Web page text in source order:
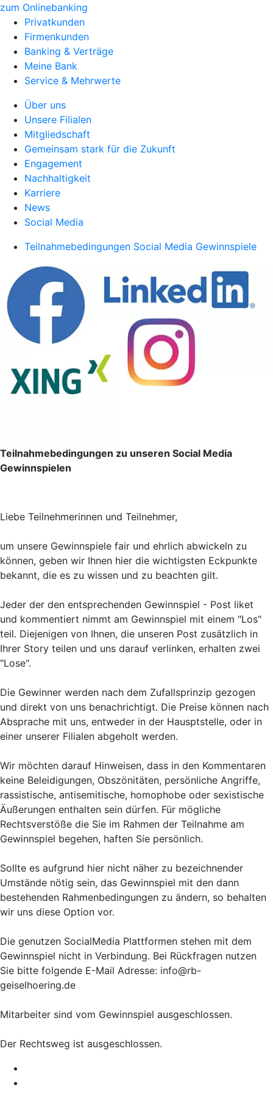
zum Onlinebanking
Privatkunden
Firmenkunden
Banking & Verträge
Meine Bank
Service & Mehrwerte
Über uns
Unsere Filialen
Mitgliedschaft
Gemeinsam stark für die Zukunft
Engagement
Nachhaltigkeit
Karriere
News
Social Media
Teilnahmebedingungen Social Media Gewinnspiele
Teilnahmebedingungen zu unseren Social Media
Gewinnspielen
Liebe Teilnehmerinnen und Teilnehmer,
um unsere Gewinnspiele fair und ehrlich abwickeln zu
können, geben wir Ihnen hier die wichtigsten Eckpunkte
bekannt, die es zu wissen und zu beachten gilt.
Jeder der den entsprechenden Gewinnspiel - Post liket
und kommentiert nimmt am Gewinnspiel mit einem "Los"
teil. Diejenigen von Ihnen, die unseren Post zusätzlich in
Ihrer Story teilen und uns darauf verlinken, erhalten zwei
"Lose".
Die Gewinner werden nach dem Zufallsprinzip gezogen
und direkt von uns benachrichtigt. Die Preise können nach
Absprache mit uns, entweder in der Hausptstelle, oder in
einer unserer Filialen abgeholt werden.
Wir möchten darauf Hinweisen, dass in den Kommentaren
keine Beleidigungen, Obszönitäten, persönliche Angriffe,
rassistische, antisemitische, homophobe oder sexistische
Äußerungen enthalten sein dürfen. Für mögliche
Rechtsverstöße die Sie im Rahmen der Teilnahme am
Gewinnspiel begehen, haften Sie persönlich.
Sollte es aufgrund hier nicht näher zu bezeichnender
Umstände nötig sein, das Gewinnspiel mit den dann
bestehenden Rahmenbedingungen zu ändern, so behalten
wir uns diese Option vor.
Die genutzen SocialMedia Plattformen stehen mit dem
Gewinnspiel nicht in Verbindung. Bei Rückfragen nutzen
Sie bitte folgende E-Mail Adresse: info@rb-
geiselhoering.de
Mitarbeiter sind vom Gewinnspiel ausgeschlossen.
Der Rechtsweg ist ausgeschlossen.